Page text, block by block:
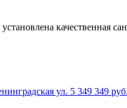
качественная
ул. 5 349 349 руб.